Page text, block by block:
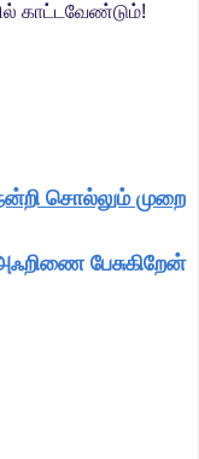
காட்டவேண்டும்!
சொல்லும் முறை
பேசுகிறேன்